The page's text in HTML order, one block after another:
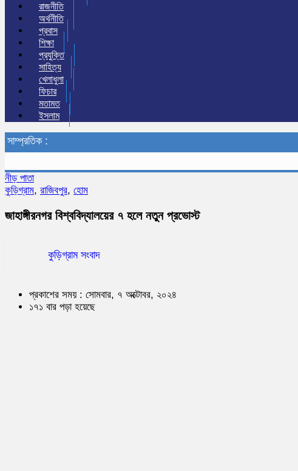
রাজনীতি
অর্থনীতি
প্রবাস
শিক্ষা
প্রযুক্তি
সাহিত্য
খেলাধুলা
ফিচার
মতামত
ইসলাম
সাম্প্রতিক :
নীড় পাতা
কুড়িগ্রাম, রাজিবপুর, হোম
জাহাঙ্গীরনগর বিশ্ববিদ্যালয়ের ৭ হলে নতুন প্রভোস্ট
কুড়িগ্রাম সংবাদ
প্রকাশের সময় : সোমবার, ৭ অক্টোবর, ২০২৪
১৭১ বার পড়া হয়েছে